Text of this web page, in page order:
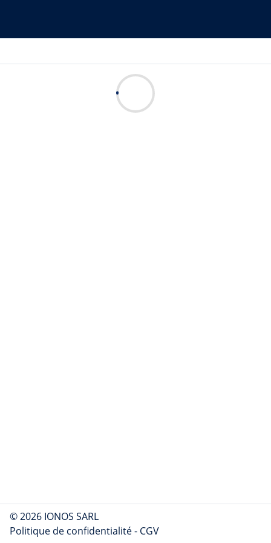
© 2026 IONOS SARL
Politique de confidentialité- CGV